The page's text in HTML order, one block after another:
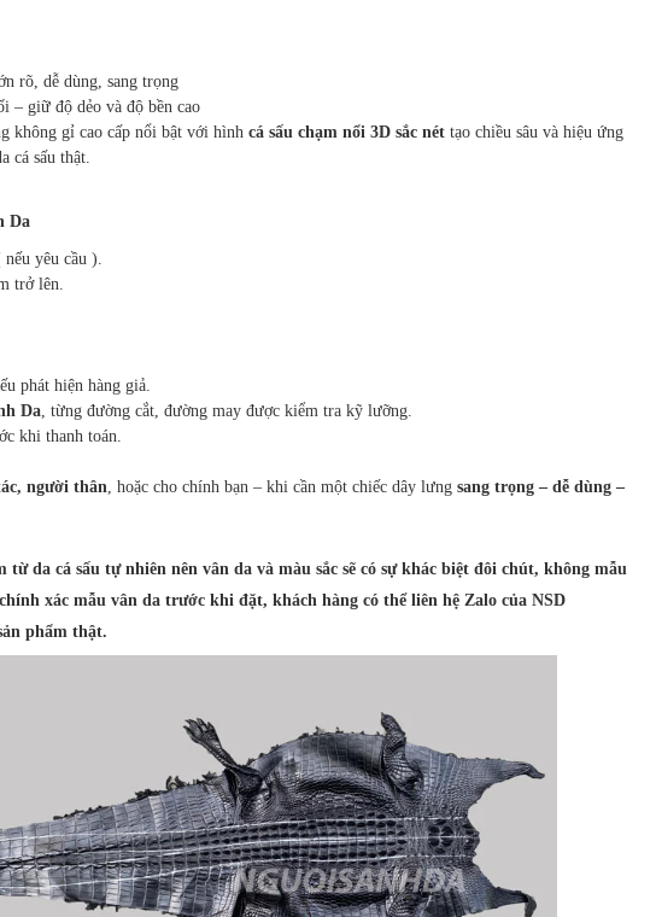
rõ, dễ dùng, sang trọng
– giữ độ dẻo và độ bền cao
không gỉ cao cấp nổi bật với hình cá sấu chạm nổi 3D sắc nét tạo chiều sâu và hiệu ứng
cá sấu thật.
Da
yêu cầu ).
trở lên.
phát hiện hàng giả.
Da, từng đường cắt, đường may được kiểm tra kỹ lưỡng.
khi thanh toán.
người thân, hoặc cho chính bạn – khi cần một chiếc dây lưng sang trọng – dễ dùng –
da cá sấu tự nhiên nên vân da và màu sắc sẽ có sự khác biệt đôi chút, không mẫu
xác mẫu vân da trước khi đặt, khách hàng có thể liên hệ Zalo của NSD
phẩm thật.